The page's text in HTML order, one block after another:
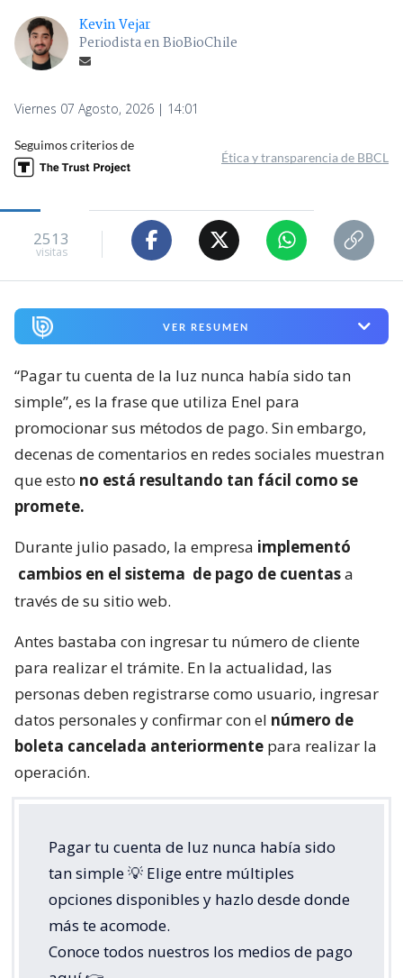
Kevin Vejar
Periodista en BioBioChile
Viernes 07 Agosto, 2026 | 14:01
Seguimos criterios de
Ética y transparencia de BBCL
2513
visitas
VER RESUMEN
“Pagar tu cuenta de la luz nunca había sido tan
simple”, es la frase que utiliza Enel para
promocionar sus métodos de pago. Sin embargo,
decenas de comentarios en redes sociales muestran
que esto no está resultando tan fácil como se
promete.
Durante julio pasado, la empresa implementó
cambios en el sistema de pago de cuentasa
través de su sitio web.
Antes bastaba con ingresar tu número de cliente
para realizar el trámite. En la actualidad, las
personas deben registrarse como usuario, ingresar
datos personales y confirmar con el número de
boleta cancelada anteriormente para realizar la
operación.
Pagar tu cuenta de luz nunca había sido
tan simple 💡 Elige entre múltiples
opciones disponibles y hazlo desde donde
más te acomode.
Conoce todos nuestros los medios de pago